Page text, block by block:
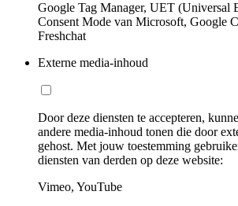
Google Tag Manager, UET (Universal
Consent Mode van Microsoft, Google
Freshchat
Externe media-inhoud
Door deze diensten te accepteren,
andere media-inhoud tonen die door
gehost. Met jouw toestemming
diensten van derden op deze website:
Vimeo, YouTube